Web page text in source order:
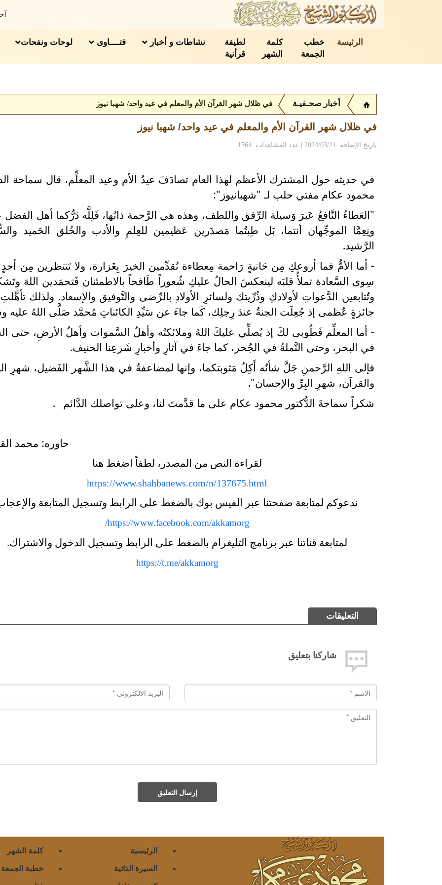
الرئيسة
خطب
الجمعة
كلمة
الشهر
لطيفة
قرأنية
نشاطات و أخبار فتــــاوى لوحات ونفحات
أخبار صحـفيـة في ظلال شهر القرآن الأم والمعلم في عيد واحد/ شهبا نيوز
في ظلال شهر القرآن الأم والمعلم في عيد واحد/ شهبا نيوز
تاريخ الإضافة: 2024/03/21 | عدد المشاهدات: 1564
في حديثه حول المشترك الأعظم لهذا العام تصادَفَ عيدُ الأم وعيد المعلِّم، قال سماحة
محمود عكام مفتي حلب لـ "شهبانيوز":
"العَطاءُ النَّافعُ عَبرَ وَسيلة الرِّفق واللطف، وهذه هي الرَّحمة ذاتُها، فَلِلَّه دَرُّكما أهل الفضل
ونِعِمَّا الموجِّهان أنتما، بَل طِبتُما مَصدَرين عَظيمين للعِلمِ والأدب والخُلق الحَميد
الرَّشيد.
- أما الأمُّ فما أروعكِ مِن حَانيةٍ رَاحمة مِعطاءة تُقدِّمين الخيرَ بِغَزارة، ولا تَنتظرين مِن
سِوى السَّعادة تملأُ قلبَه لينعكسَ الحالُ عليكِ شُعوراً طَافحاً بالاطمئنان فَتحمَدين اللهَ
وتُتابعين الدَّعواتِ لأولادكِ وذُرِّيتك ولسائرِ الأولادِ بالرِّضى والتَّوفيق والإسعاد. ولذلك
جائزةٍ عُظمى إذ جُعِلَت الجنةُ عندَ رِجلِك، كَما جاءَ عن سَيِّدِ الكائناتِ مُحمَّد صَلَّى اللهُ عليه
- أما المعلِّم فَطُوبى لكَ إذ يُصلِّي عليكَ اللهُ وملائكتُه وأهلُ السَّموات وأهلُ الأرضِ، حتى
في البحر، وحتى النَّملةُ في الجُحر، كما جاءَ في آثارِ وأخبارِ شَرعِنا الحنيف.
فإلى اللهِ الرَّحمنِ جَلَّ شأنُه أَكِلُ مَثوبتكما، وإنها لمضاعفةٌ في هذا الشَّهر الفَضيل، شهرِ
والقرآن، شهرِ البِرِّ والإحسان".
شكراً سماحةَ الدُّكتور محمود عكام على ما قدَّمتَ لنا، وعلى تواصلك الدَّائم
.
حاوره: محمد
لقراءة النص من المصدر، لطفاً اضغط هنا
https://www.shahbanews.com/n/137675.html
ندعوكم لمتابعة صفحتنا عبر الفيس بوك بالضغط على الرابط وتسجيل المتابعة
https://www.facebook.com/akkamorg/
لمتابعة قناتنا عبر برنامج التليغرام بالضغط على الرابط وتسجيل الدخول والاشتراك.
https://t.me/akkamorg
التعليقات
شاركنا بتعليق
إرسال التعليق
الرئيسية
السيرة الذاتية
كلمة الشهر
خطبة الجمعة